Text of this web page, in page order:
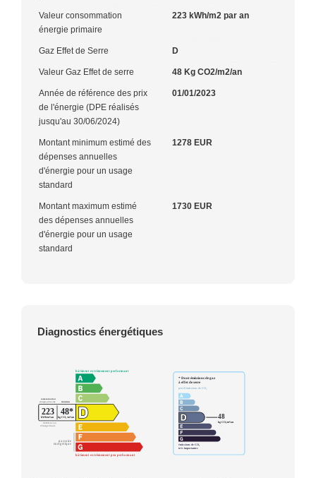
Valeur consommation
énergie primaire
223 kWh/m2 par an
Gaz Effet de Serre D
Valeur Gaz Effet de serre 48 Kg CO2/m2/an
Année de référence des prix
de l'énergie (DPE réalisés
jusqu'au 30/06/2024)
01/01/2023
Montant minimum estimé des
dépenses annuelles
d'énergie pour un usage
standard
1278 EUR
Montant maximum estimé
des dépenses annuelles
d'énergie pour un usage
standard
1730 EUR
Diagnostics énergétiques